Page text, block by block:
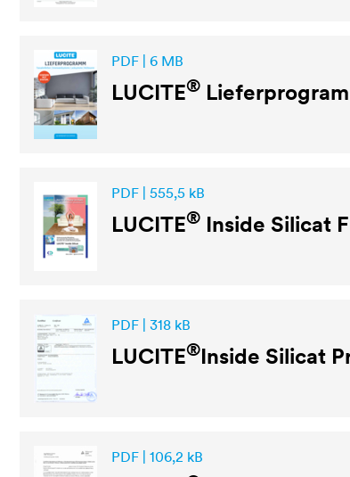
PDF | 6 MB
LUCITE®
PDF | 555,5 kB
LUCITE® Inside Silicat
PDF | 318 kB
LUCITE®Inside Silicat
PDF | 106,2 kB